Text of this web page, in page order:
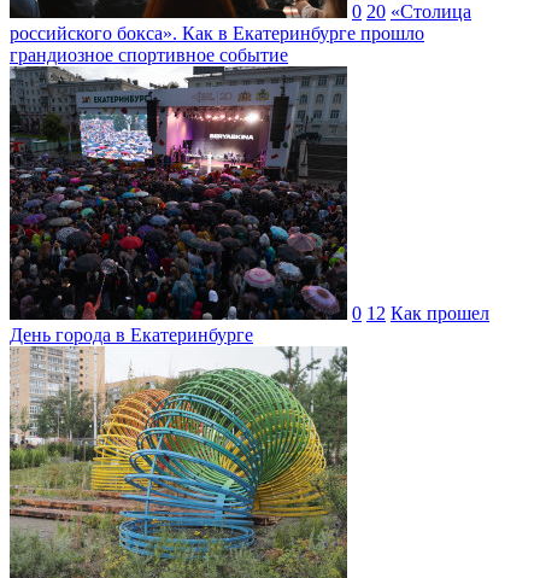
0 20 «Столица
российского бокса». Как в Екатеринбурге прошло
грандиозное спортивное событие
0 12 Как прошел
День города в Екатеринбурге